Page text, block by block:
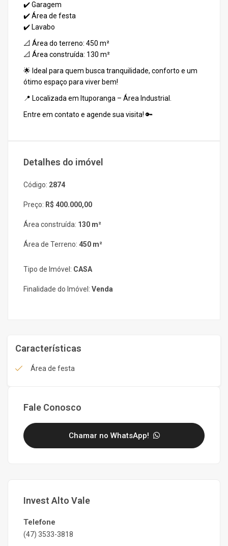
✔️ Garagem
✔️ Área de festa
✔️ Lavabo
📐 Área do terreno: 450 m²
📐 Área construída: 130 m²
🌟 Ideal para quem busca tranquilidade, conforto e um
ótimo espaço para viver bem!
📍 Localizada em Ituporanga – Área Industrial.
Entre em contato e agende sua visita! 🔑
Detalhes do imóvel
Código: 2874
Preço: R$ 400.000,00
Área construída: 130 m²
Área de Terreno: 450 m²
Tipo de Imóvel: CASA
Finalidade do Imóvel: Venda
Características
Área de festa
Fale Conosco
Chamar no WhatsApp!
Invest Alto Vale
Telefone
(47) 3533-3818